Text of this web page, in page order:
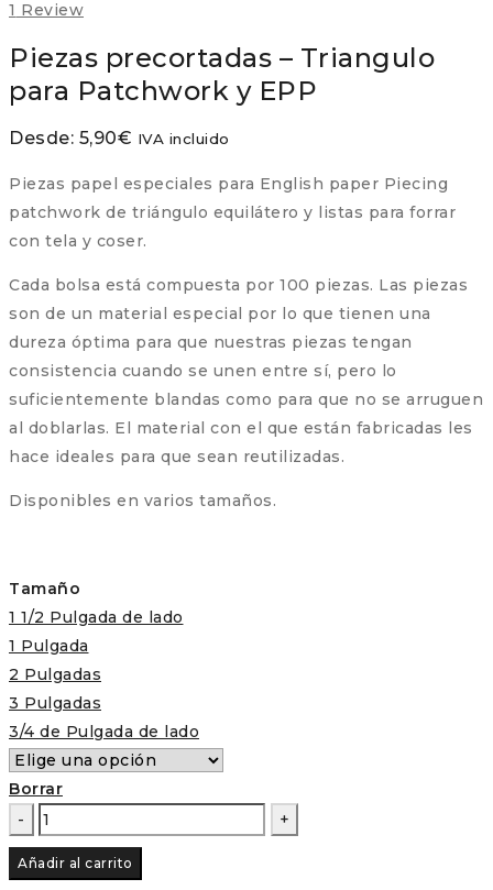
1 Review
Piezas precortadas – Triangulo
para Patchwork y EPP
Desde: 5,90€ IVA incluido
Piezas papel especiales para English paper Piecing
patchwork de triángulo equilátero y listas para forrar
con tela y coser.
Cada bolsa está compuesta por 100 piezas. Las piezas
son de un material especial por lo que tienen una
dureza óptima para que nuestras piezas tengan
consistencia cuando se unen entre sí, pero lo
suficientemente blandas como para que no se arruguen
al doblarlas. El material con el que están fabricadas les
hace ideales para que sean reutilizadas.
Disponibles en varios tamaños.
Tamaño
1 1/2 Pulgada de lado
1 Pulgada
2 Pulgadas
3 Pulgadas
3/4 de Pulgada de lado
Borrar
Piezas
precortadas
-
Añadir al carrito